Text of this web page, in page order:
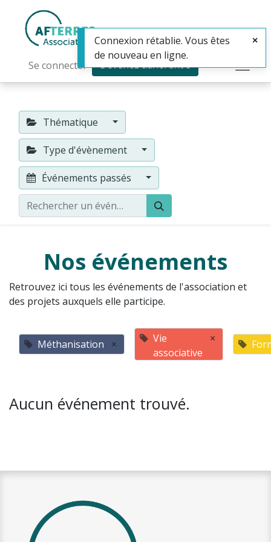
Se connecter Devenez adhérent·e
Thématique
Type d'évènement
Événements passés
Nos événements
Retrouvez ici tous les événements de l'association et
des projets auxquels elle participe.
Méthanisation ×
Vie
associative
×
Aucun événement trouvé.
Connexion rétablie. Vous êtes
de nouveau en ligne.